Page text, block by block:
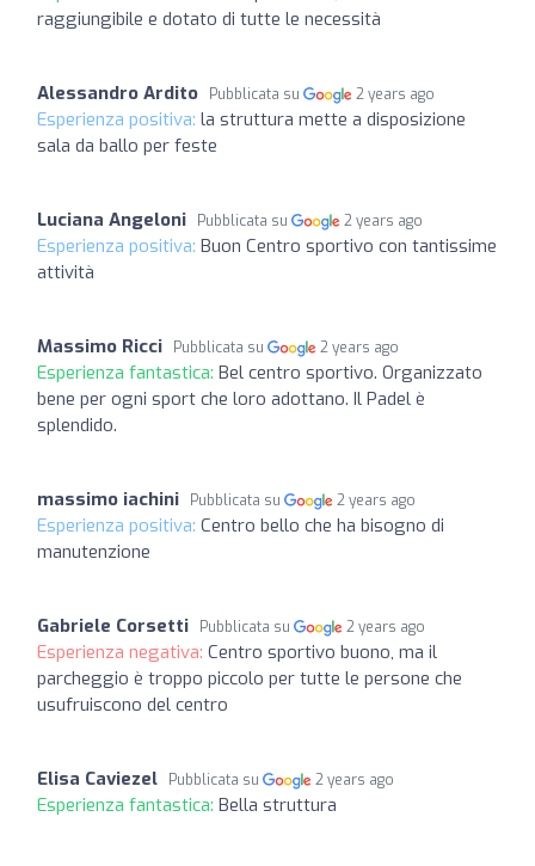
raggiungibile e dotato di tutte le necessità
Alessandro Ardito Pubblicata su 2 years ago
Esperienza positiva: la struttura mette a disposizione
sala da ballo per feste
Luciana Angeloni Pubblicata su 2 years ago
Esperienza positiva: Buon Centro sportivo con tantissime
attività
Massimo Ricci Pubblicata su 2 years ago
Esperienza fantastica: Bel centro sportivo. Organizzato
bene per ogni sport che loro adottano. Il Padel è
splendido.
massimo iachini Pubblicata su 2 years ago
Esperienza positiva: Centro bello che ha bisogno di
manutenzione
Gabriele Corsetti Pubblicata su 2 years ago
Esperienza negativa: Centro sportivo buono, ma il
parcheggio è troppo piccolo per tutte le persone che
usufruiscono del centro
Elisa Caviezel Pubblicata su 2 years ago
Esperienza fantastica: Bella struttura